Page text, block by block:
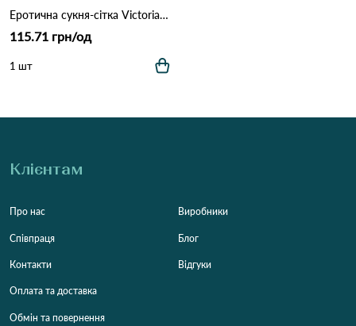
Еротична сукня-сітка Victoria 3003 Рожево фіолетовий
115.71 грн/од
1 шт
Клієнтам
Про нас
Співпраця
Контакти
Оплата та доставка
Обмін та повернення
Виробники
Блог
Відгуки